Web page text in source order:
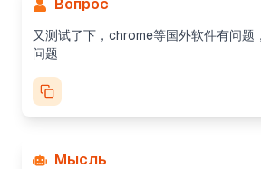
Вопрос
又测试了下，chrome等国外软件有问题
问题
Мысль